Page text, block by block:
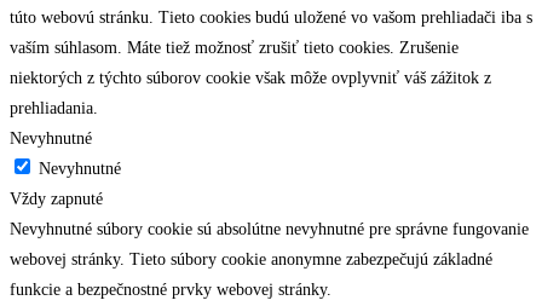
túto webovú stránku. Tieto cookies budú uložené vo vašom prehliadači iba s
vaším súhlasom. Máte tiež možnosť zrušiť tieto cookies. Zrušenie
niektorých z týchto súborov cookie však môže ovplyvniť váš zážitok z
prehliadania.
Nevyhnutné
Nevyhnutné
Vždy zapnuté
Nevyhnutné súbory cookie sú absolútne nevyhnutné pre správne fungovanie
webovej stránky. Tieto súbory cookie anonymne zabezpečujú základné
funkcie a bezpečnostné prvky webovej stránky.